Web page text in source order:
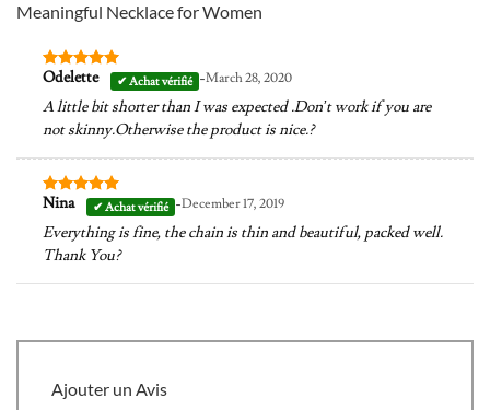
Meaningful Necklace for Women
Note5sur
Odelette -March 28, 2020
A little bit shorter than I was expected .Don’t work if you are
not skinny.Otherwise the product is nice.?
Note 5 sur
Nina -December 17, 2019
Everything is fine, the chain is thin and beautiful, packed well.
Thank You?
Ajouter un Avis